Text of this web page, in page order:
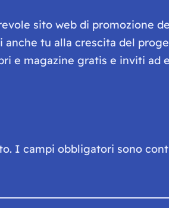
sito web di promozione
tu alla crescita del
e magazine gratis e inviti ad
I campi obbligatori sono